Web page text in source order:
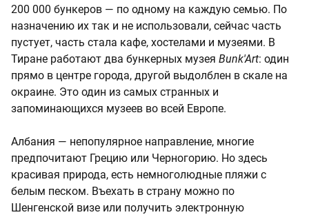
200 000 бункеров — по одному на каждую семью. По
назначению их так и не использовали, сейчас часть
пустует, часть стала кафе, хостелами и музеями. В
Тиране работают два бункерных музея Bunk'Art: один
прямо в центре города, другой выдолблен в скале на
окраине. Это один из самых странных и
запоминающихся музеев во всей Европе.
Албания — непопулярное направление, многие
предпочитают Грецию или Черногорию. Но здесь
красивая природа, есть немноголюдные пляжи с
белым песком. Въехать в страну можно по
Шенгенской визе или получить электронную